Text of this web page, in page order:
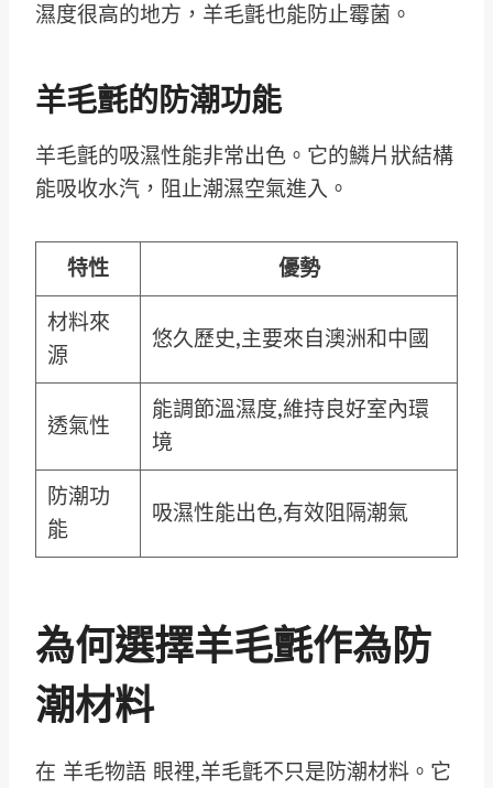
濕度很高的地方，羊毛氈也能防止霉菌。
羊毛氈的防潮功能
羊毛氈的吸濕性能非常出色。它的鱗片狀結構
能吸收水汽，阻止潮濕空氣進入。
特性 優勢
材料來
源
悠久歷史,主要來自澳洲和中國
透氣性
能調節溫濕度,維持良好室內環
境
防潮功
能
吸濕性能出色,有效阻隔潮氣
為何選擇羊毛氈作為防
潮材料
在 羊毛物語 眼裡,羊毛氈不只是防潮材料。它